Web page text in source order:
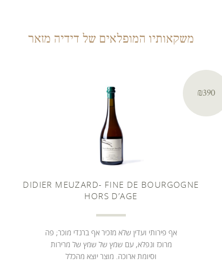
משקאותיו המופלאים של דידיה מזאר
₪390
DIDIER MEUZARD- FINE DE BOURGOGNE
HORS D’AGE
אף פירותי ועדין שלא מזכיר אף ברנדי מוכר; פה
מרוכז ונפלא, עם שמץ של שמץ של מרירות
וסיומת ארוכה. מוצר יוצא מהכלל